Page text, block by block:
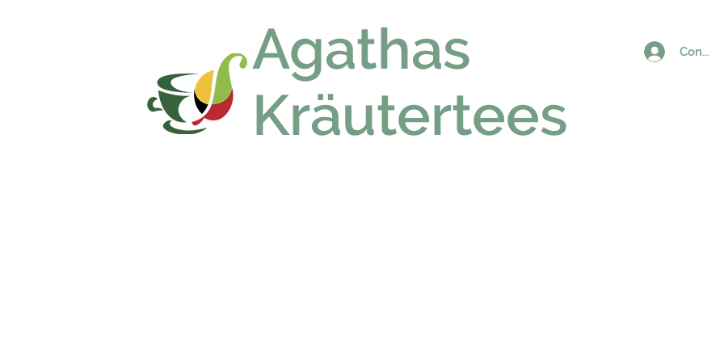
Agathas
Kräutertees